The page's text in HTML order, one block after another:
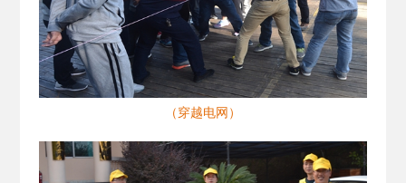
（穿越电网）